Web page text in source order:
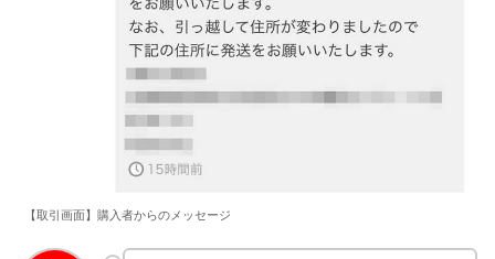
【取引画面】購入者からのメッセージ